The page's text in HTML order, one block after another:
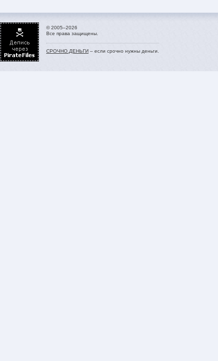
© 2005–2026
Все права защищены.
СРОЧНО.ДЕНЬГИ – если срочно нужны деньги.